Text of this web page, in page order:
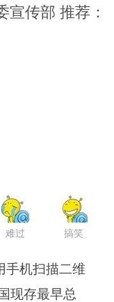
宣传部 推荐：
难过 搞笑
手机扫描二维
现存最早总